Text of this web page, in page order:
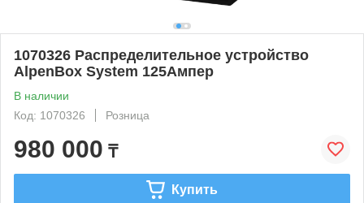
1070326 Распределительное устройство
AlpenBox System 125Ампер
В наличии
Код: 1070326
Розница
980 000 ₸
Купить